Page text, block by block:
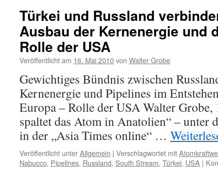
Türkei und Russland
Ausbau der Kernenergie und
Rolle der USA
Veröffentlicht am 16. Mai 2010von Walter Grobe
Gewichtiges Bündnis zwischen
Kernenergie und Pipelines im
Europa – Rolle der USA Walter Grobe,
spaltet das Atom in Anatolien“ – unter
in der „Asia Times online“ …
Veröffentlicht unterAllgemein | Verschlagwortet mit
Nabucco, Pipelines, Russland, South Stream, Türkei, USA |